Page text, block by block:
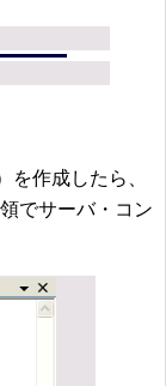
を作成したら、
でサーバ・コン